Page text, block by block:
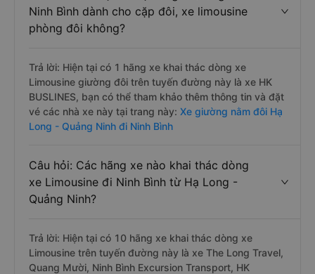
Ninh Bình dành cho cặp đôi, xe limousine
phòng đôi không?
Trả lời: Hiện tại có 1 hãng xe khai thác dòng xe
Limousine giường đôi trên tuyến đường này là xe HK
BUSLINES, bạn có thể tham khảo thêm thông tin và đặt
vé các nhà xe này tại trang này: Xe giường nằm đôi Hạ
Long - Quảng Ninh đi Ninh Bình
Câu hỏi: Các hãng xe nào khai thác dòng
xe Limousine đi Ninh Bình từ Hạ Long -
Quảng Ninh?
Trả lời: Hiện tại có 10 hãng xe khai thác dòng xe
Limousine trên tuyến đường này là xe The Long Travel,
Quang Mười, Ninh Bình Excursion Transport, HK